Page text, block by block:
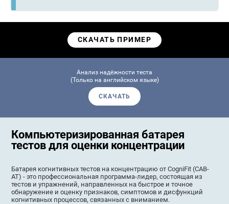
СКАЧАТЬ ПРИМЕР
Анализ надёжности теста
(Только на английском языке)
СКАЧАТЬ
Компьютеризированная батарея
тестов для оценки концентрации
Батарея когнитивных тестов на концентрацию от CogniFit (CAB-
AT) - это профессиональная программа-лидер, состоящая из
тестов и упражнений, направленных на быстрое и точное
обнаружение и оценку признаков, симптомов и дисфункций
когнитивных процессов, связанных с вниманием.